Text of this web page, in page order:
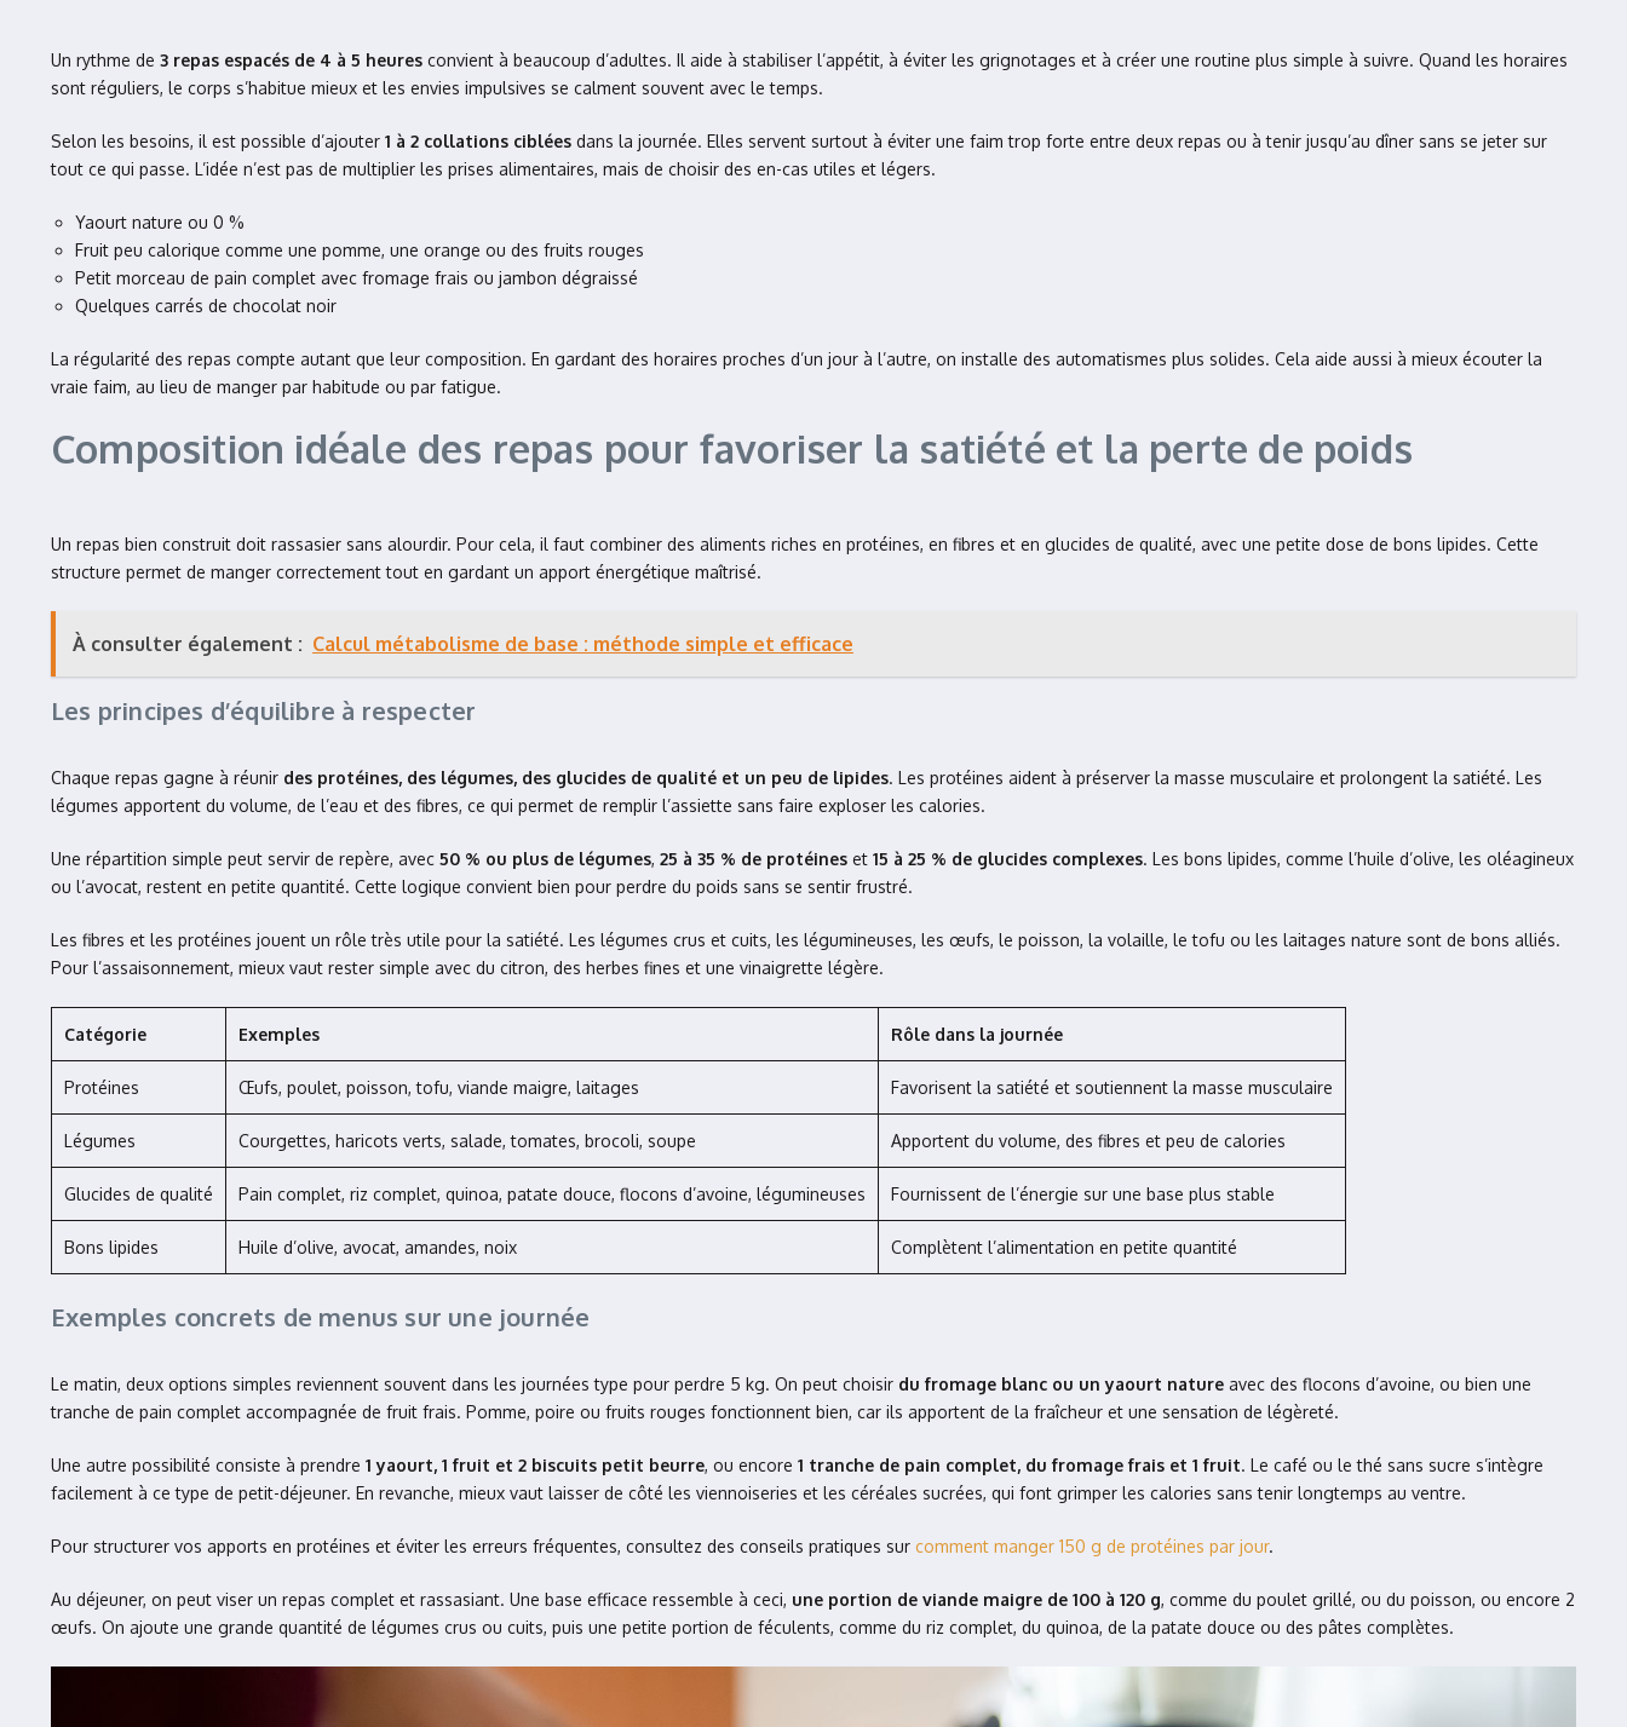
Un rythme de 3 repas espacés de 4 à 5 heures convient à beaucoup d’adultes. Il aide à stabiliser l’appétit, à éviter les grignotages et à créer une routine plus simple à suivre. Quand les horaires
sont réguliers, le corps s’habitue mieux et les envies impulsives se calment souvent avec le temps.
Selon les besoins, il est possible d’ajouter 1 à 2 collations ciblées dans la journée. Elles servent surtout à éviter une faim trop forte entre deux repas ou à tenir jusqu’au dîner sans se jeter sur
tout ce qui passe. L’idée n’est pas de multiplier les prises alimentaires, mais de choisir des en-cas utiles et légers.
Yaourt nature ou 0 %
Fruit peu calorique comme une pomme, une orange ou des fruits rouges
Petit morceau de pain complet avec fromage frais ou jambon dégraissé
Quelques carrés de chocolat noir
La régularité des repas compte autant que leur composition. En gardant des horaires proches d’un jour à l’autre, on installe des automatismes plus solides. Cela aide aussi à mieux écouter la
vraie faim, au lieu de manger par habitude ou par fatigue.
Composition idéale des repas pour favoriser la satiété et la perte de poids
Un repas bien construit doit rassasier sans alourdir. Pour cela, il faut combiner des aliments riches en protéines, en fibres et en glucides de qualité, avec une petite dose de bons lipides. Cette
structure permet de manger correctement tout en gardant un apport énergétique maîtrisé.
À consulter également : Calcul métabolisme de base : méthode simple et efficace
Les principes d’équilibre à respecter
Chaque repas gagne à réunir des protéines, des légumes, des glucides de qualité et un peu de lipides. Les protéines aident à préserver la masse musculaire et prolongent la satiété. Les
légumes apportent du volume, de l’eau et des fibres, ce qui permet de remplir l’assiette sans faire exploser les calories.
Une répartition simple peut servir de repère, avec 50 % ou plus de légumes, 25 à 35 % de protéines et 15 à 25 % de glucides complexes. Les bons lipides, comme l’huile d’olive, les oléagineux
ou l’avocat, restent en petite quantité. Cette logique convient bien pour perdre du poids sans se sentir frustré.
Les fibres et les protéines jouent un rôle très utile pour la satiété. Les légumes crus et cuits, les légumineuses, les œufs, le poisson, la volaille, le tofu ou les laitages nature sont de bons alliés.
Pour l’assaisonnement, mieux vaut rester simple avec du citron, des herbes fines et une vinaigrette légère.
Catégorie Exemples Rôle dans la journée
Protéines Œufs, poulet, poisson, tofu, viande maigre, laitages Favorisent la satiété et soutiennent la masse musculaire
Légumes Courgettes, haricots verts, salade, tomates, brocoli, soupe Apportent du volume, des fibres et peu de calories
Glucides de qualité Pain complet, riz complet, quinoa, patate douce, flocons d’avoine, légumineuses Fournissent de l’énergie sur une base plus stable
Bons lipides Huile d’olive, avocat, amandes, noix Complètent l’alimentation en petite quantité
Exemples concrets de menus sur une journée
Le matin, deux options simples reviennent souvent dans les journées type pour perdre 5 kg. On peut choisir du fromage blanc ou un yaourt nature avec des flocons d’avoine, ou bien une
tranche de pain complet accompagnée de fruit frais. Pomme, poire ou fruits rouges fonctionnent bien, car ils apportent de la fraîcheur et une sensation de légèreté.
Une autre possibilité consiste à prendre 1 yaourt, 1 fruit et 2 biscuits petit beurre, ou encore 1 tranche de pain complet, du fromage frais et 1 fruit. Le café ou le thé sans sucre s’intègre
facilement à ce type de petit-déjeuner. En revanche, mieux vaut laisser de côté les viennoiseries et les céréales sucrées, qui font grimper les calories sans tenir longtemps au ventre.
Pour structurer vos apports en protéines et éviter les erreurs fréquentes, consultez des conseils pratiques sur comment manger 150 g de protéines par jour.
Au déjeuner, on peut viser un repas complet et rassasiant. Une base efficace ressemble à ceci, une portion de viande maigre de 100 à 120 g, comme du poulet grillé, ou du poisson, ou encore 2
œufs. On ajoute une grande quantité de légumes crus ou cuits, puis une petite portion de féculents, comme du riz complet, du quinoa, de la patate douce ou des pâtes complètes.